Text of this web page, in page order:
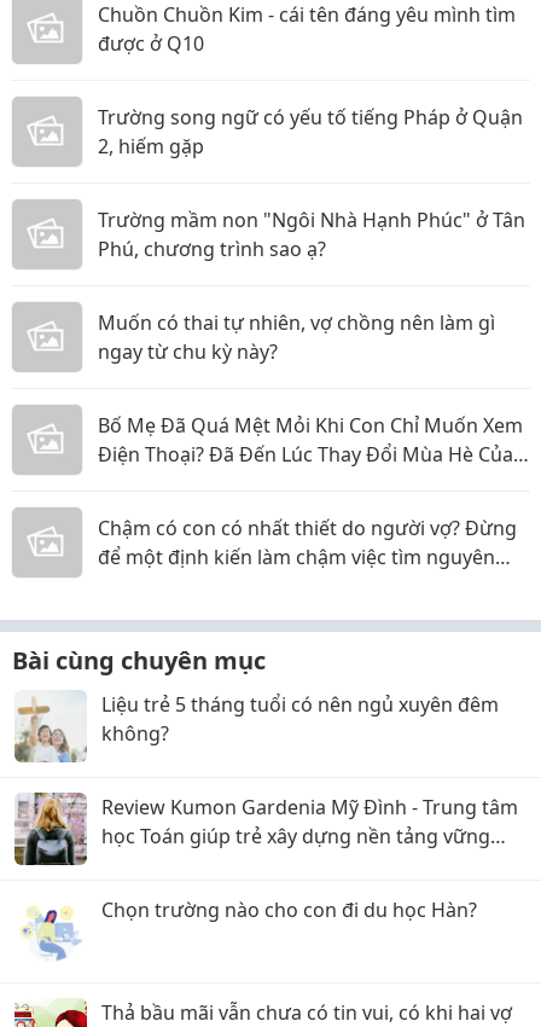
Chuồn Chuồn Kim - cái tên đáng yêu mình tìm
được ở Q10
Trường song ngữ có yếu tố tiếng Pháp ở Quận
2, hiếm gặp
Trường mầm non "Ngôi Nhà Hạnh Phúc" ở Tân
Phú, chương trình sao ạ?
Muốn có thai tự nhiên, vợ chồng nên làm gì
ngay từ chu kỳ này?
Bố Mẹ Đã Quá Mệt Mỏi Khi Con Chỉ Muốn Xem
Điện Thoại? Đã Đến Lúc Thay Đổi Mùa Hè Của
Chậm có con có nhất thiết do người vợ? Đừng
để một định kiến làm chậm việc tìm nguyên
Bài cùng chuyên mục
Liệu trẻ 5 tháng tuổi có nên ngủ xuyên đêm
không?
Review Kumon Gardenia Mỹ Đình - Trung tâm
học Toán giúp trẻ xây dựng nền tảng vững
Chọn trường nào cho con đi du học Hàn?
Thả bầu mãi vẫn chưa có tin vui, có khi hai vợ